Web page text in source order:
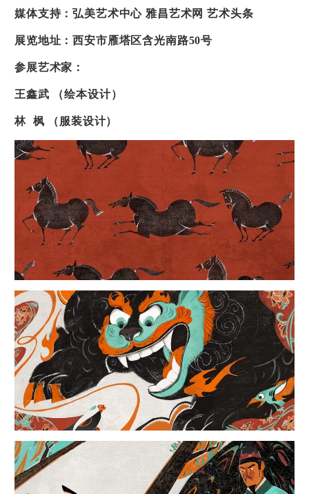
媒体支持：弘美艺术中心 雅昌艺术网 艺术头条
展览地址：西安市雁塔区含光南路50号
参展艺术家：
王鑫武 （绘本设计）
林 枫 （服装设计）